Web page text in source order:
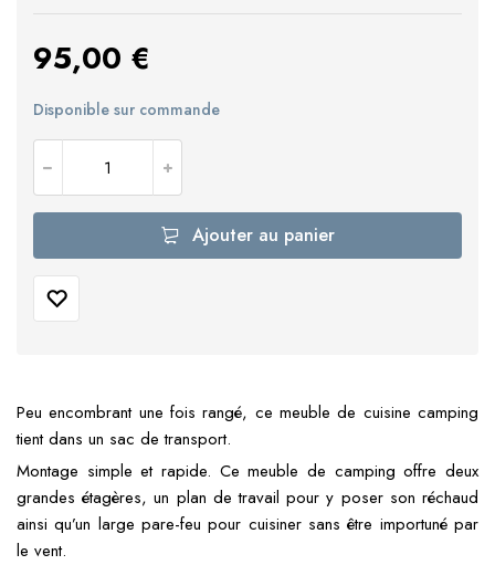
95,00 €
Disponible sur commande
Ajouter au panier
Peu encombrant une fois rangé, ce meuble de cuisine camping
tient dans un sac de transport.
Montage simple et rapide. Ce meuble de camping offre deux
grandes étagères, un plan de travail pour y poser son réchaud
ainsi qu’un large pare-feu pour cuisiner sans être importuné par
le vent.